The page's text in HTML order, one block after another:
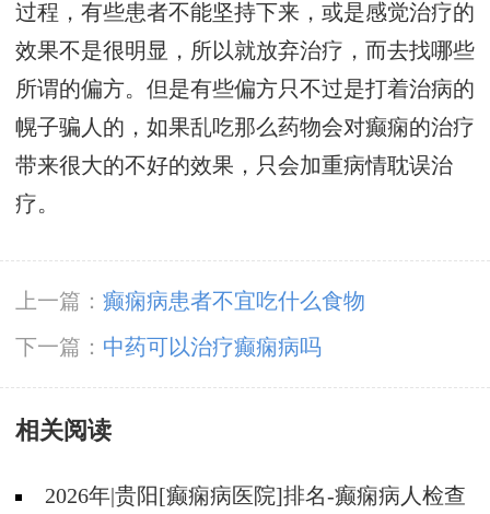
过程，有些患者不能坚持下来，或是感觉治疗的
效果不是很明显，所以就放弃治疗，而去找哪些
所谓的偏方。但是有些偏方只不过是打着治病的
幌子骗人的，如果乱吃那么药物会对癫痫的治疗
带来很大的不好的效果，只会加重病情耽误治
疗。
上一篇： 癫痫病患者不宜吃什么食物
下一篇： 中药可以治疗癫痫病吗
相关阅读
2026年|贵阳[癫痫病医院]排名-癫痫病人检查